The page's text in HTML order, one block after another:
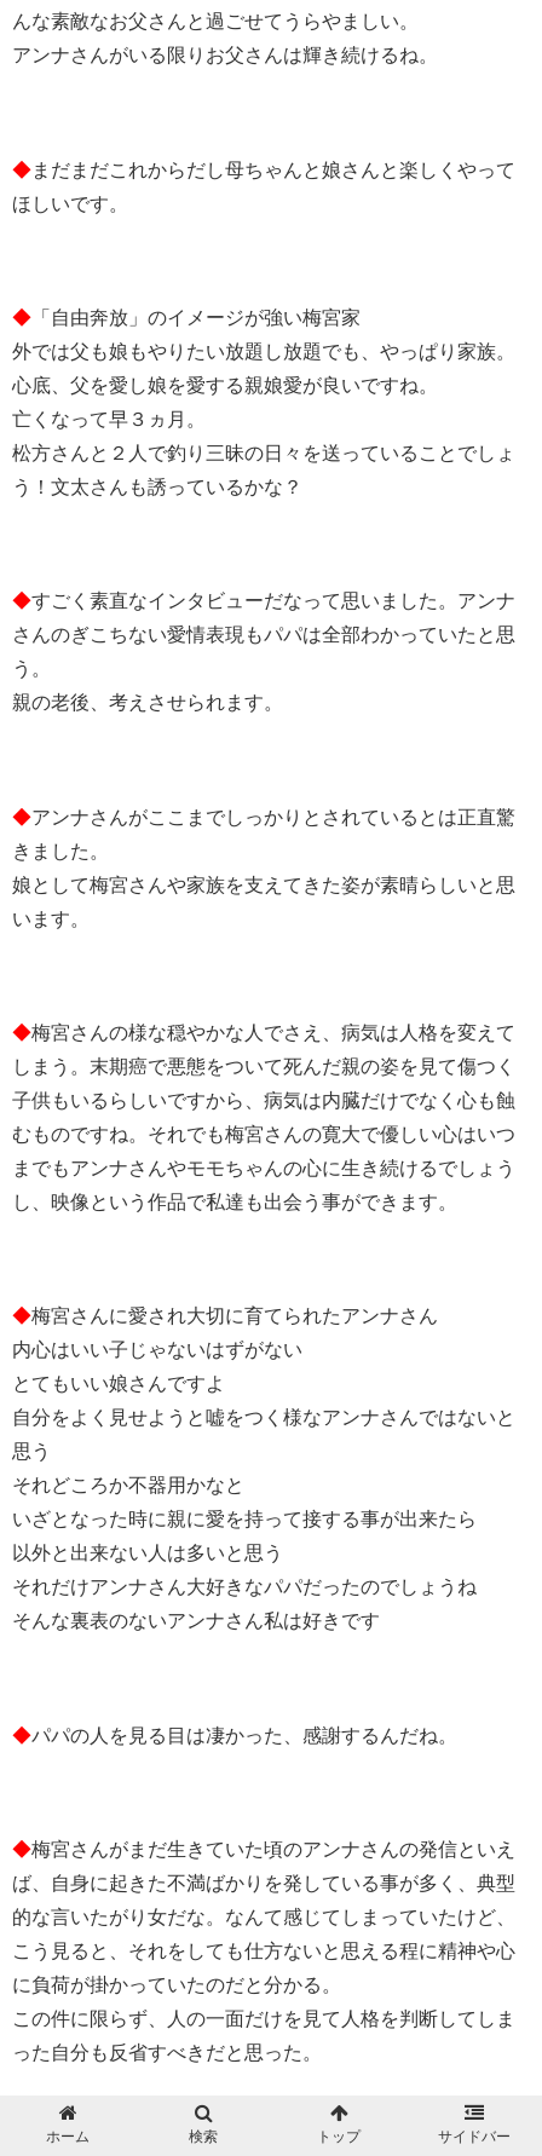
んな素敵なお父さんと過ごせてうらやましい。
アンナさんがいる限りお父さんは輝き続けるね。
◆まだまだこれからだし母ちゃんと娘さんと楽しくやって
ほしいです。
◆ 「自由奔放」のイメージが強い梅宮家
外では父も娘もやりたい放題し放題でも、やっぱり家族。
心底、父を愛し娘を愛する親娘愛が良いですね。
亡くなって早３ヵ月。
松方さんと２人で釣り三昧の日々を送っていることでしょ
う！文太さんも誘っているかな？
◆すごく素直なインタビューだなって思いました。アンナ
さんのぎこちない愛情表現もパパは全部わかっていたと思
う。
親の老後、考えさせられます。
◆アンナさんがここまでしっかりとされているとは正直驚
きました。
娘として梅宮さんや家族を支えてきた姿が素晴らしいと思
います。
◆梅宮さんの様な穏やかな人でさえ、病気は人格を変えて
しまう。末期癌で悪態をついて死んだ親の姿を見て傷つく
子供もいるらしいですから、病気は内臓だけでなく心も蝕
むものですね。それでも梅宮さんの寛大で優しい心はいつ
までもアンナさんやモモちゃんの心に生き続けるでしょう
し、映像という作品で私達も出会う事ができます。
◆梅宮さんに愛され大切に育てられたアンナさん
内心はいい子じゃないはずがない
とてもいい娘さんですよ
自分をよく見せようと嘘をつく様なアンナさんではないと
思う
それどころか不器用かなと
いざとなった時に親に愛を持って接する事が出来たら
以外と出来ない人は多いと思う
それだけアンナさん大好きなパパだったのでしょうね
そんな裏表のないアンナさん私は好きです
◆パパの人を見る目は凄かった、感謝するんだね。
◆梅宮さんがまだ生きていた頃のアンナさんの発信といえ
ば、自身に起きた不満ばかりを発している事が多く、典型
的な言いたがり女だな。なんて感じてしまっていたけど、
こう見ると、それをしても仕方ないと思える程に精神や心
に負荷が掛かっていたのだと分かる。
この件に限らず、人の一面だけを見て人格を判断してしま
った自分も反省すべきだと思った。
スポンサーリンク
ホーム 検索 トップ サイドバー